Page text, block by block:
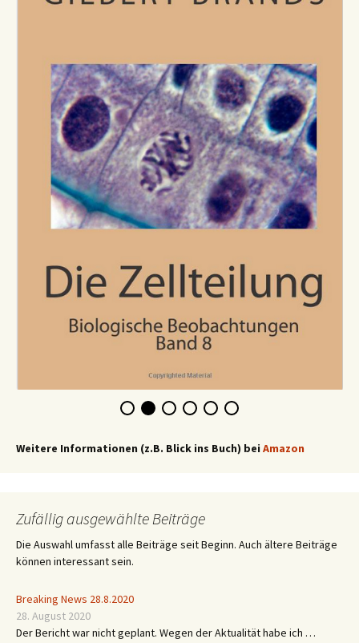
Weitere Informationen (z.B. Blick ins Buch) bei Amazon
Zufällig ausgewählte Beiträge
Die Auswahl umfasst alle Beiträge seit Beginn. Auch ältere Beiträge
können interessant sein.
Breaking News 28.8.2020
28. August 2020
Der Bericht war nicht geplant. Wegen der Aktualität habe ich …